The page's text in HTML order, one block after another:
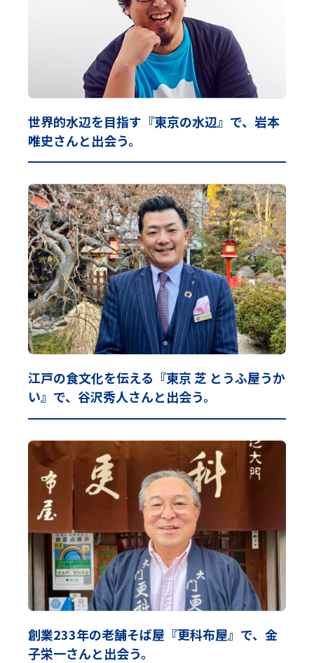
世界的水辺を目指す『東京の水辺』で、岩本
唯史さんと出会う。
江戸の食文化を伝える『東京 芝 とうふ屋うか
い』で、谷沢秀人さんと出会う。
創業233年の老舗そば屋『更科布屋』で、金
子栄一さんと出会う。